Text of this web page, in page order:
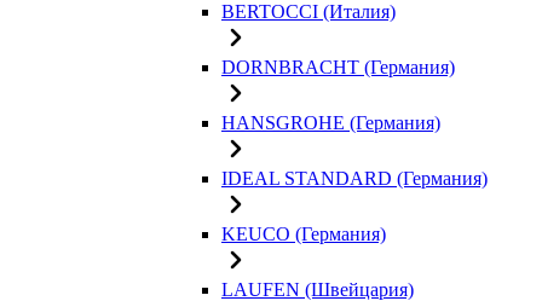
BERTOCCI (Италия)
DORNBRACHT (Германия)
HANSGROHE (Германия)
IDEAL STANDARD (Германия)
KEUCO (Германия)
LAUFEN (Швейцария)